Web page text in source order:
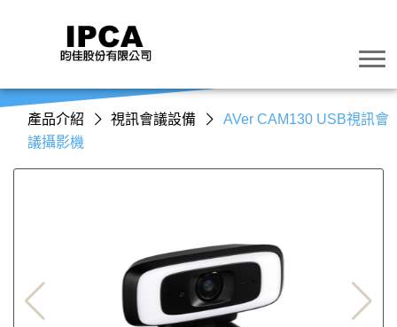
產品介紹 視訊會議設備
AVer CAM130 USB視訊會
議攝影機